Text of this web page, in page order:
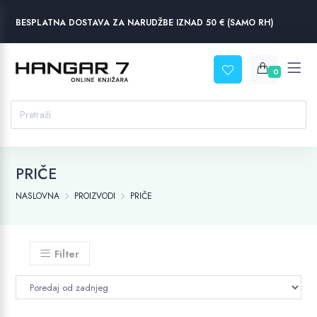
BESPLATNA DOSTAVA ZA NARUDŽBE IZNAD 50 € (SAMO RH)
0
PRIČE
NASLOVNA PROIZVODI PRIČE
Filter